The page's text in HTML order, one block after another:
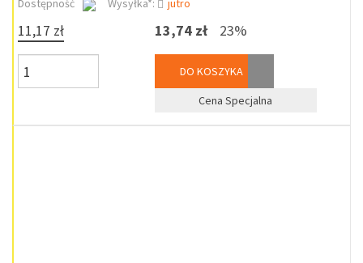
Dostępność
Wysyłka*: jutro
11,17 zł 13,74 zł 23%
DO KOSZYKA
Cena Specjalna